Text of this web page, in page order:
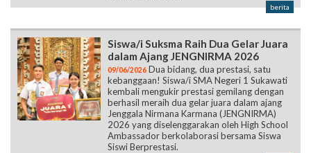
berita
Siswa/i Suksma Raih Dua Gelar Juara
dalam Ajang JENGNIRMA 2026
09/06/2026 Dua bidang, dua prestasi, satu
kebanggaan! Siswa/i SMA Negeri 1 Sukawati
kembali mengukir prestasi gemilang dengan
berhasil meraih dua gelar juara dalam ajang
Jenggala Nirmana Karmana (JENGNIRMA)
2026 yang diselenggarakan oleh High School
Ambassador berkolaborasi bersama Siswa
Siswi Berprestasi.